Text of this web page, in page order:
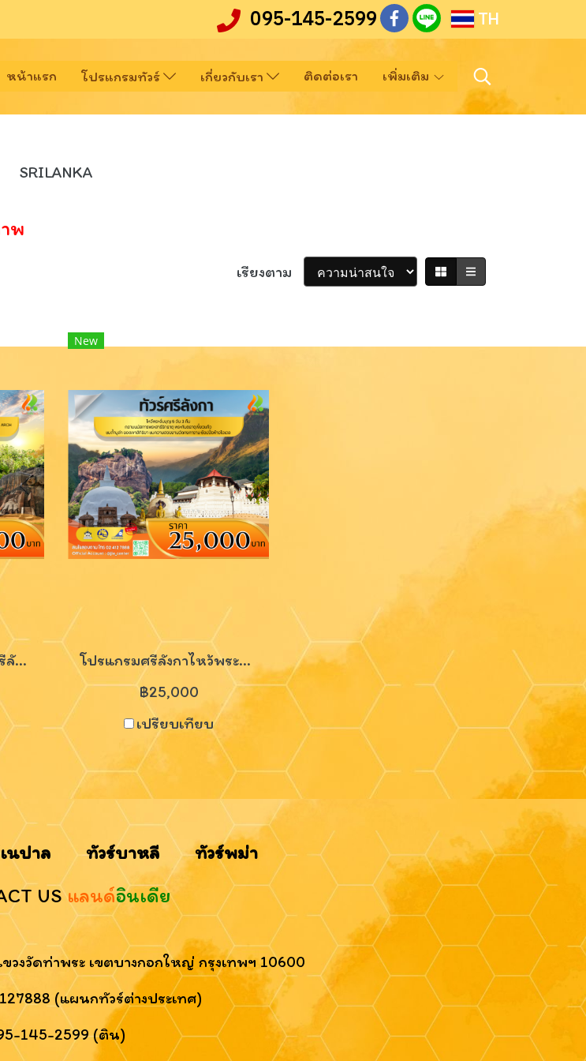
095-145-2599 TH
หน้าแรก โปรแกรมทัวร์ เกี่ยวกับเรา ติดต่อเรา เพิ่มเติม
SRILANKA
พ
เรียงตาม
โปรแกรมการเดินทางศรีลังกา 6 วัน 4 คืน
New
โปรแกรมศรีลังกาไหว้พระอิ่มบุญ 5 วัน 3 คืน
฿25,000
เปรียบเทียบ
นปาล ทัวร์บาหลี ทัวร์พม่า
US แลนด์อินเดีย
วงวัดท่าพระ เขตบางกอกใหญ่ กรุงเทพฯ 10600
(แผนกทัวร์ต่างประเทศ)
145-2599 (ติน)